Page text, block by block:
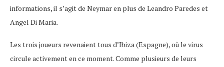
informations, il s’agit de Neymar en plus de Leandro Paredes et
Angel Di Maria.
Les trois joueurs revenaient tous d’Ibiza (Espagne), où le virus
circule activement en ce moment. Comme plusieurs de leurs